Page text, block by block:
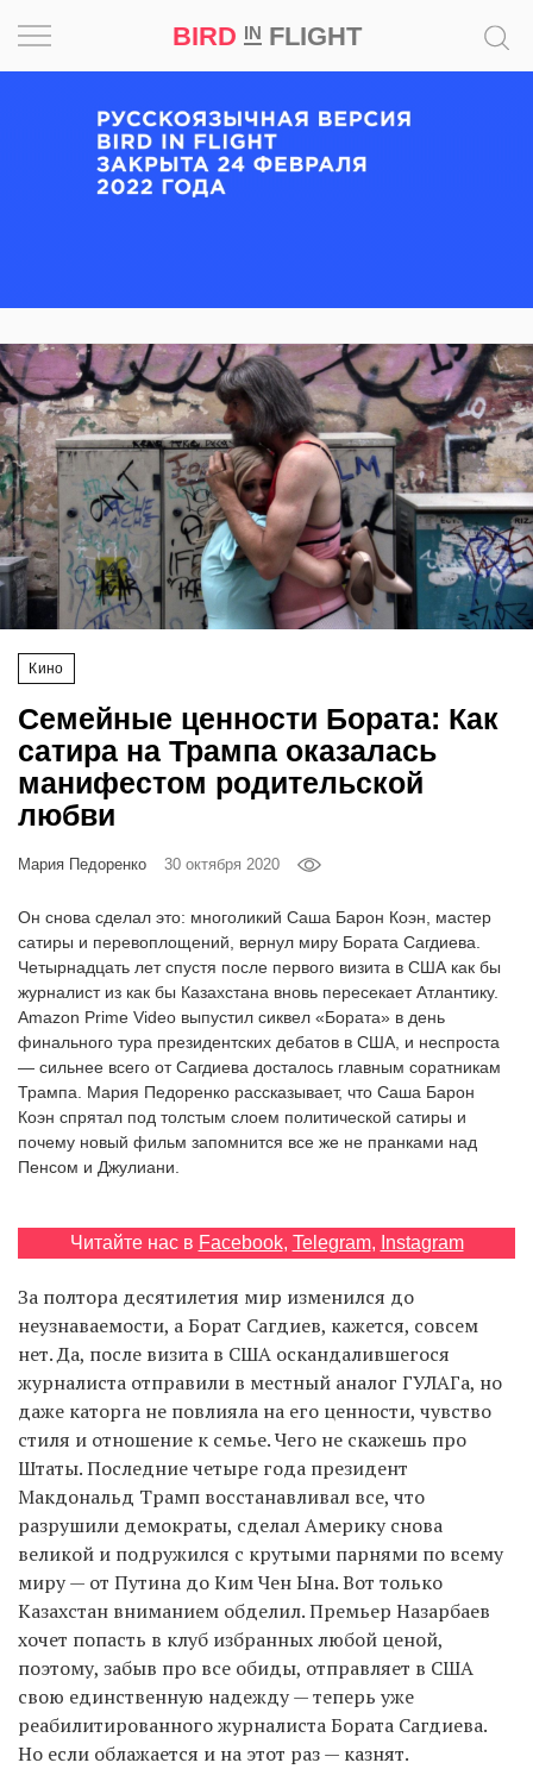
BIRD INFLIGHT
EN
UA
Кино
Семейные ценности Бората: Как
сатира на Трампа оказалась
манифестом родительской
любви
Мария Педоренко 30 октября 2020
Он снова сделал это: многоликий Саша Барон Коэн, мастер
сатиры и перевоплощений, вернул миру Бората Сагдиева.
Четырнадцать лет спустя после первого визита в США как бы
журналист из как бы Казахстана вновь пересекает Атлантику.
Amazon Prime Video выпустил сиквел «Бората» в день
финального тура президентских дебатов в США, и неспроста
— сильнее всего от Сагдиева досталось главным соратникам
Трампа. Мария Педоренко рассказывает, что Саша Барон
Коэн спрятал под толстым слоем политической сатиры и
почему новый фильм запомнится все же не пранками над
Пенсом и Джулиани.
Читайте нас в Facebook, Telegram, Instagram
За полтора десятилетия мир изменился до
неузнаваемости, а Борат Сагдиев, кажется, совсем
нет. Да, после визита в США оскандалившегося
журналиста отправили в местный аналог ГУЛАГа, но
даже каторга не повлияла на его ценности, чувство
стиля и отношение к семье. Чего не скажешь про
Штаты. Последние четыре года президент
Макдональд Трамп восстанавливал все, что
разрушили демократы, сделал Америку снова
великой и подружился с крутыми парнями по всему
миру — от Путина до Ким Чен Ына. Вот только
Казахстан вниманием обделил. Премьер Назарбаев
хочет попасть в клуб избранных любой ценой,
поэтому, забыв про все обиды, отправляет в США
свою единственную надежду — теперь уже
реабилитированного журналиста Бората Сагдиева.
Но если облажается и на этот раз — казнят.